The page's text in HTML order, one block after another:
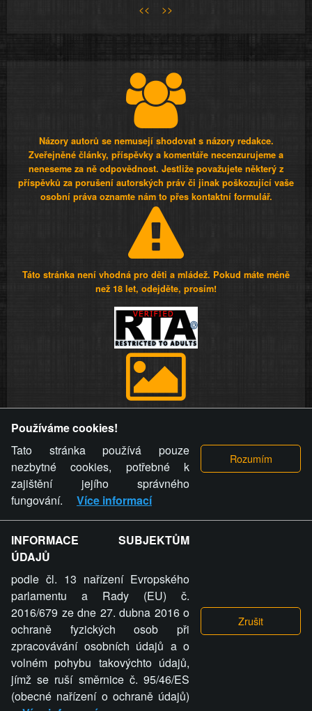
<< >>
Názory autorů se nemusejí shodovat s názory redakce.
Zveřejněné články, příspěvky a komentáře necenzurujeme a
neneseme za ně odpovědnost. Jestliže považujete některý z
příspěvků za porušení autorských práv či jinak poškozující vaše
osobní práva oznamte nám to přes kontaktní formulář.
Táto stránka není vhodná pro děti a mládež. Pokud máte méně
než 18 let, odejděte, prosím!
videa a komentáře. Osoba, které se toto opatření provozovatele
stránky týče, ani osoba, která umístila fotografii nebo video na
stránku, nemůže z důvodu odstranění fotografie, videa nebo
komentáře pro výše uvedenou okolnost uplatnit vůči
provozovateli stránky žádný nárok na náhradu škody nebo
nemajetkové újmy.
ZVRÁCENÝ.CZ - Svět není zvrácenej. To jen
ty lidi...
ZVRÁCENÝ.CZ
PRAVIDLA A PODMÍNKY GDPR
Používáme cookies!
Tato stránka používá pouze
nezbytné cookies, potřebné k
zajištění jejího správného
fungování.
Více informací
INFORMACE SUBJEKTŮM
ÚDAJŮ
podle čl. 13 nařízení Evropského
parlamentu a Rady (EU) č.
2016/679 ze dne 27. dubna 2016 o
ochraně fyzických osob při
zpracovávání osobních údajů a o
volném pohybu takovýchto údajů,
jímž se ruší směrnice č. 95/46/ES
(obecné nařízení o ochraně údajů)